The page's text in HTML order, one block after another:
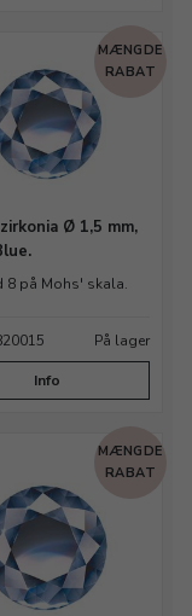
MÆNGDE
RABAT
Ø 1,5 mm,
8 på Mohs' skala.
På lager
Info
MÆNGDE
RABAT